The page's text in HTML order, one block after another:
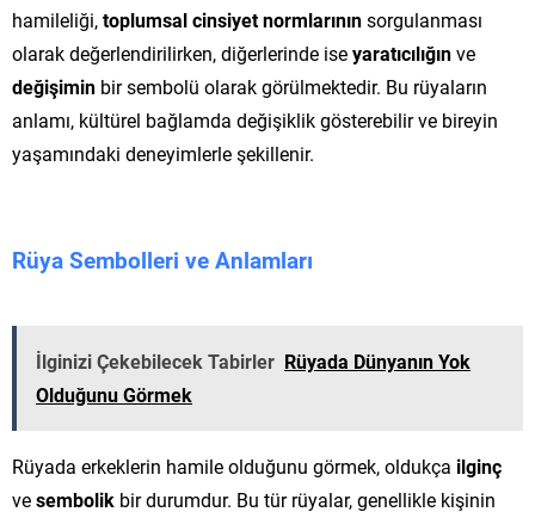
hamileliği,toplumsal cinsiyet normlarınınsorgulanması
olarak değerlendirilirken, diğerlerinde iseyaratıcılığınve
değişimin bir sembolü olarak görülmektedir. Bu rüyaların
anlamı, kültürel bağlamda değişiklik gösterebilir ve bireyin
yaşamındaki deneyimlerle şekillenir.
Rüya Sembolleri ve Anlamları
İlginizi Çekebilecek Tabirler Rüyada Dünyanın Yok
Olduğunu Görmek
Rüyada erkeklerin hamile olduğunu görmek, oldukça ilginç
vesembolik bir durumdur. Bu tür rüyalar, genellikle kişinin